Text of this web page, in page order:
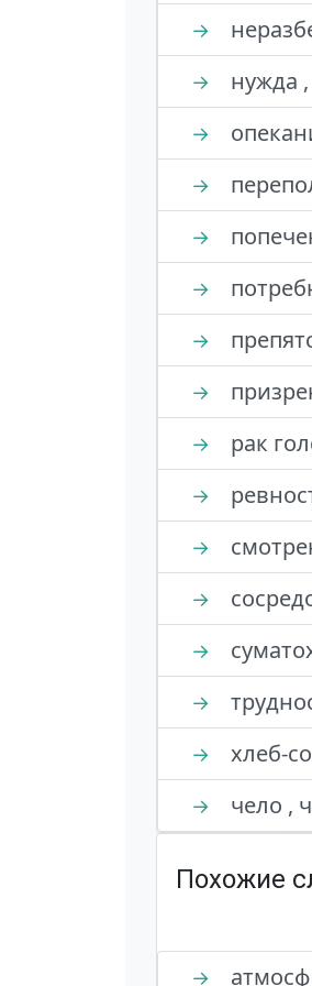
→
→ нужда
→
→
→
→
→
→
→ рак
→
→
→
→
→
→ хлеб-
→ чело ,
Похожие
→